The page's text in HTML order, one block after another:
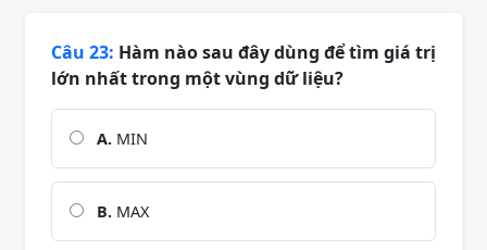
Câu 23: Hàm nào sau đây dùng để tìm giá trị
lớn nhất trong một vùng dữ liệu?
A. MIN
B. MAX